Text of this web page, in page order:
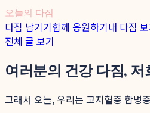
오늘의 다짐
다짐 남기기함께 응원하기내 다짐
전체 글 보기
여러분의 건강 다짐,
그래서 오늘, 우리는 고지혈증 합병